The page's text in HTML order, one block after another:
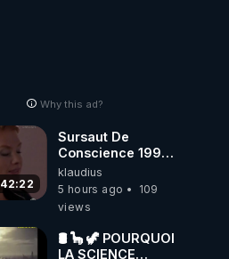
Why this ad?
42:22
Sursaut De
Conscience 1998
- toujours
d'actualité ....Au
Dela Du Réel
klaudius
5 hours ago
109
views
🛢 🦕 🦖 POURQUOI
LA SCIENCE